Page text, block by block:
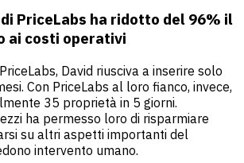
PriceLabs ha ridotto del 96% il
ai costi operativi
David riusciva a inserire solo
Con PriceLabs al loro fianco, invece,
35 proprietà in 5 giorni.
ha permesso loro di risparmiare
su altri aspetti importanti del
intervento umano.